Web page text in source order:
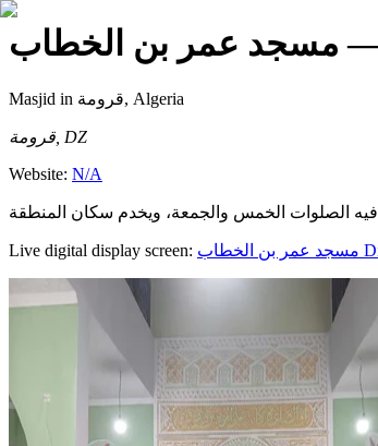
مسجد عمر بن الخطاب
Masjid in قرومة, Algeria
قرومة, DZ
Website: N/A
Live digital display screen: مسجد عمر بن الخطاب